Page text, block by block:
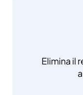
Elimina il